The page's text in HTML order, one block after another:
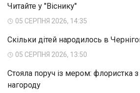
Читайте у "Віснику"
05 СЕРПНЯ 2026, 14:35
Скільки дітей народилось в
05 СЕРПНЯ 2026, 13:50
Стояла поруч із мером: флористка
нагороду